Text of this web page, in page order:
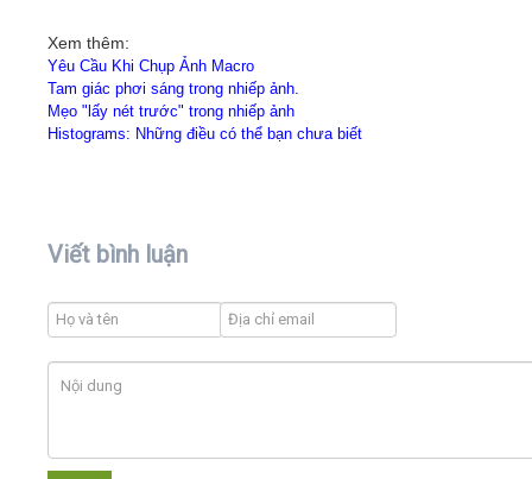
Xem thêm:
Yêu Cầu Khi Chụp Ảnh Macro
Tam giác phơi sáng trong nhiếp ảnh.
Mẹo "lấy nét trước" trong nhiếp ảnh
Histograms: Những điều có thể bạn chưa biết
Viết bình luận